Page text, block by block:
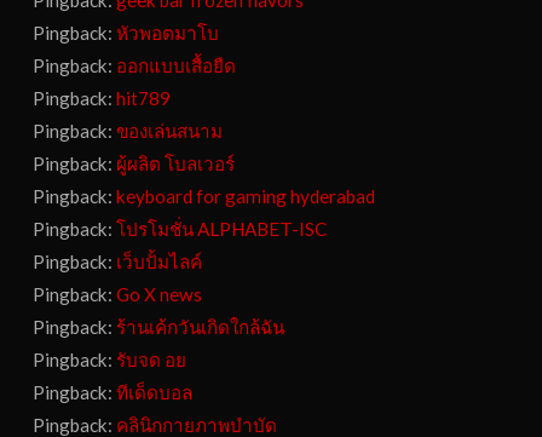
Pingback:หัวพอตมาโบ
Pingback: ออกแบบเสื้อยืด
Pingback:hit789
Pingback:ของเล่นสนาม
Pingback: ผู้ผลิต โบลเวอร์
Pingback:keyboard for gaming hyderabad
Pingback:โปรโมชั่น ALPHABET-ISC
Pingback: เว็บปั้มไลค์
Pingback:Go X news
Pingback: ร้านเค้กวันเกิดใกล้ฉัน
Pingback: รับจด อย
Pingback:ทีเด็ดบอล
Pingback: คลินิกกายภาพบำบัด